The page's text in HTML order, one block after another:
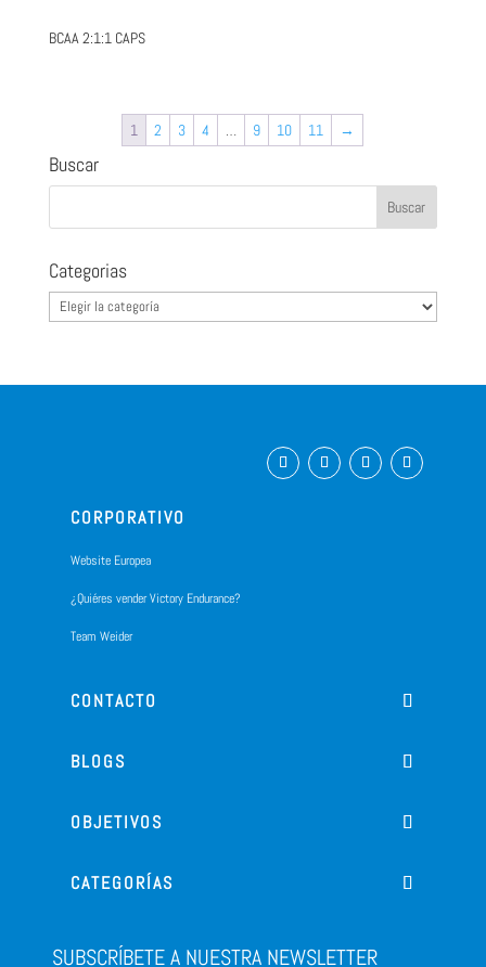
BCAA 2:1:1 CAPS
1 2 3 4 … 9 10 11 →
Buscar
Categorias
Categorias
CORPORATIVO
Website Europea
¿Quiéres vender Victory Endurance?
Team Weider
CONTACTO
BLOGS
OBJETIVOS
CATEGORÍAS
SUBSCRÍBETE A NUESTRA NEWSLETTER